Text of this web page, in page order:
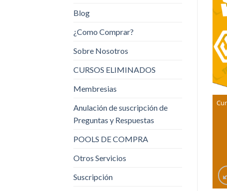
Blog
¿Como Comprar?
Sobre Nosotros
CURSOS ELIMINADOS
Membresias
Anulación de suscripción de
Preguntas y Respuestas
POOLS DE COMPRA
Otros Servicios
Suscripción